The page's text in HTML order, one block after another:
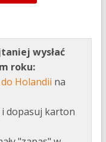
wysłać
roku:
Holandii na
i dopasuj karton